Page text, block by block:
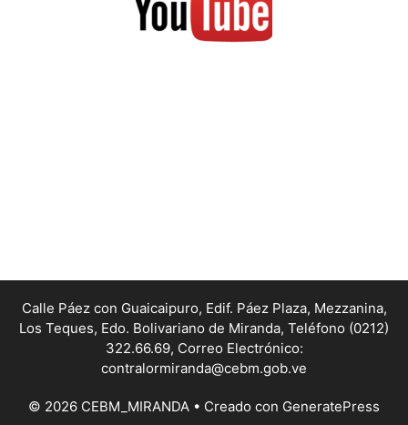
Calle Páez con Guaicaipuro, Edif. Páez Plaza, Mezzanina,
Los Teques, Edo. Bolivariano de Miranda, Teléfono (0212)
322.66.69, Correo Electrónico:
contralormiranda@cebm.gob.ve
© 2026 CEBM_MIRANDA • Creado con GeneratePress